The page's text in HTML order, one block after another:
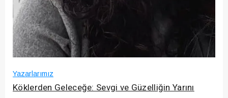
Yazarlarımız
Köklerden Geleceğe: Sevgi ve Güzelliğin Yarını